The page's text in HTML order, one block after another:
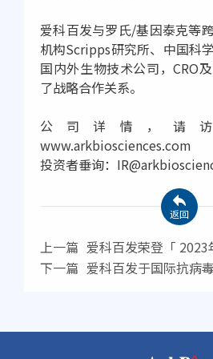
爱科百发与罗氏/基因泰克等
机构Scripps研究所、中国科
国内外生物技术公司，CRO
了战略合作关系。
公司详情，请
www.arkbiosciences.com
投资者垂询：
上一篇 爱科百发荣登「
投资价值企业TOP50」荣耀榜
下一篇 爱科百发于国际抗病
返回